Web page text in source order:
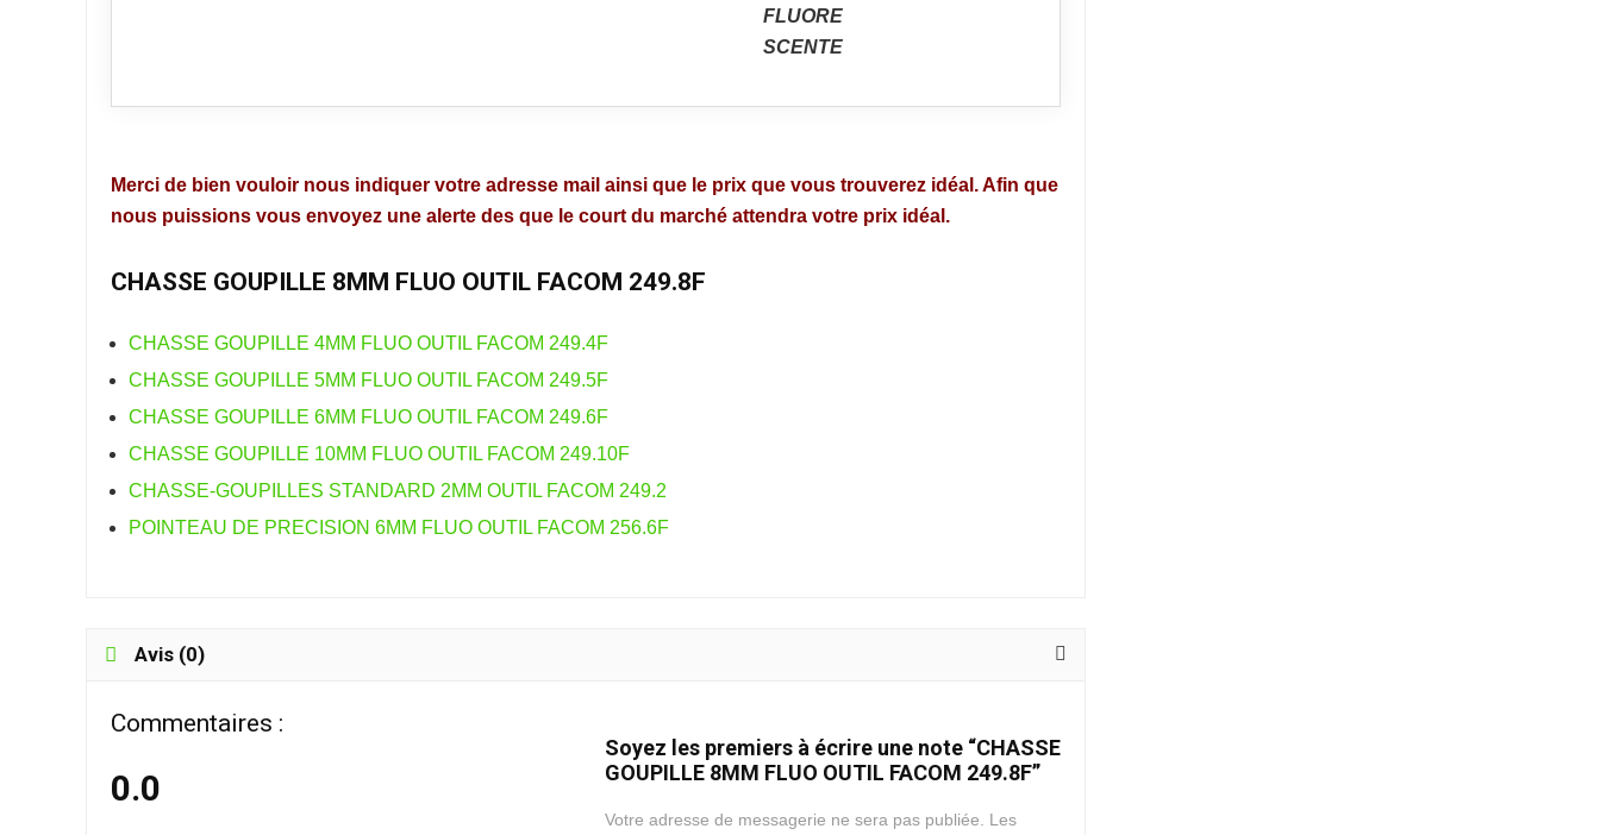
Merci de bien vouloir nous indiquer votre adresse mail ainsi que le prix que vous trouverez idéal. Afin que
nous puissions vous envoyez une alerte des que le court du marché attendra votre prix idéal.
CHASSE GOUPILLE 8MM FLUO OUTIL FACOM 249.8F
CHASSE GOUPILLE 4MM FLUO OUTIL FACOM 249.4F
CHASSE GOUPILLE 5MM FLUO OUTIL FACOM 249.5F
CHASSE GOUPILLE 6MM FLUO OUTIL FACOM 249.6F
CHASSE GOUPILLE 10MM FLUO OUTIL FACOM 249.10F
CHASSE-GOUPILLES STANDARD 2MM OUTIL FACOM 249.2
POINTEAU DE PRECISION 6MM FLUO OUTIL FACOM 256.6F
Avis (0)
Commentaires :
0.0
Soyez les premiers à écrire une note “CHASSE
GOUPILLE 8MM FLUO OUTIL FACOM 249.8F”
Votre adresse de messagerie ne sera pas publiée.
Les